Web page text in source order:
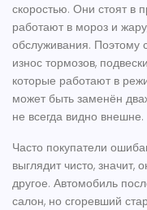
скоростью. Они стоят в
работают в мороз и
обслуживания. Поэтому
износ тормозов,
которые работают в
может быть заменён
не всегда видно внешне.
Часто покупатели
выглядит чисто, значит,
другое. Автомобиль
салон, но сгоревший